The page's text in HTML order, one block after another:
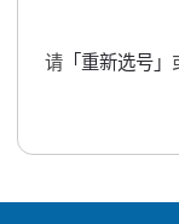
请「重新选号」